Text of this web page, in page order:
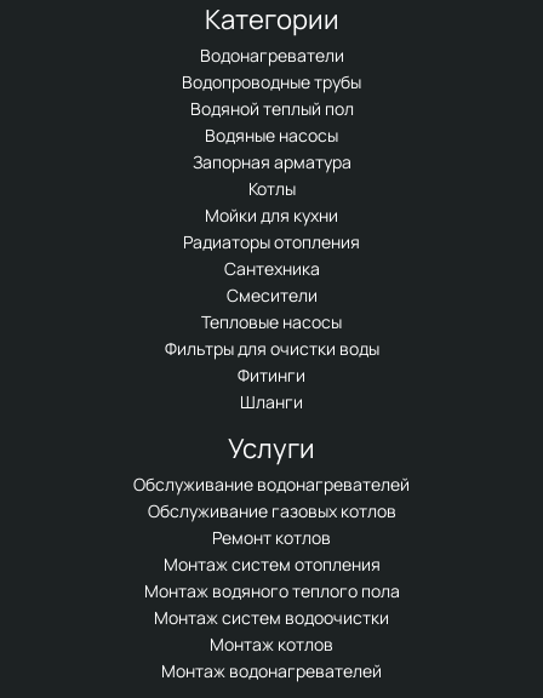
Категории
Водонагреватели
Водопроводные трубы
Водяной теплый пол
Водяные насосы
Запорная арматура
Котлы
Мойки для кухни
Радиаторы отопления
Сантехника
Смесители
Тепловые насосы
Фильтры для очистки воды
Фитинги
Шланги
Услуги
Обслуживание водонагревателей
Обслуживание газовых котлов
Ремонт котлов
Монтаж систем отопления
Монтаж водяного теплого пола
Монтаж систем водоочистки
Монтаж котлов
Монтаж водонагревателей